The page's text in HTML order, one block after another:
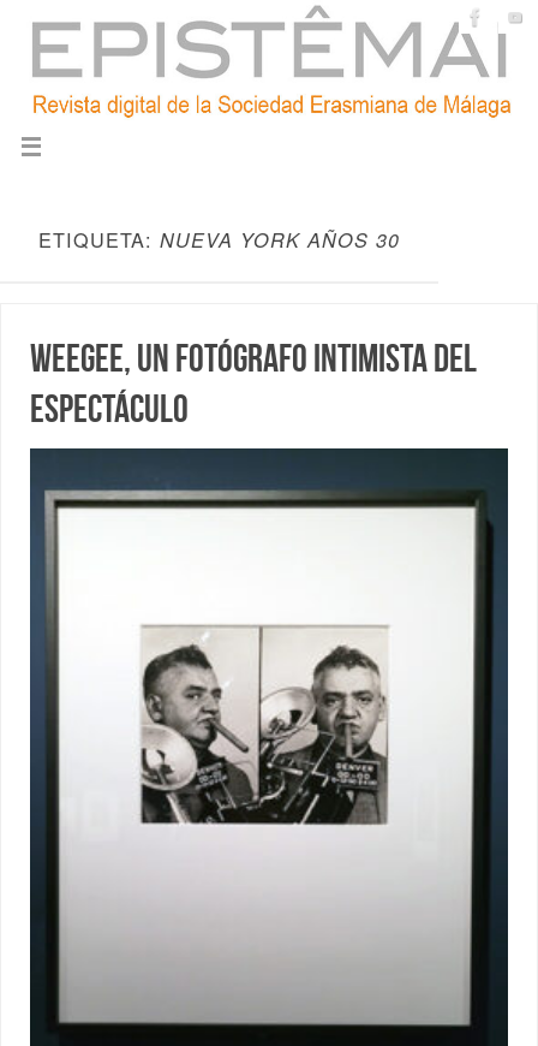
ETIQUETA: NUEVA YORK AÑOS 30
Weegee, un fotógrafo intimista del
espectáculo